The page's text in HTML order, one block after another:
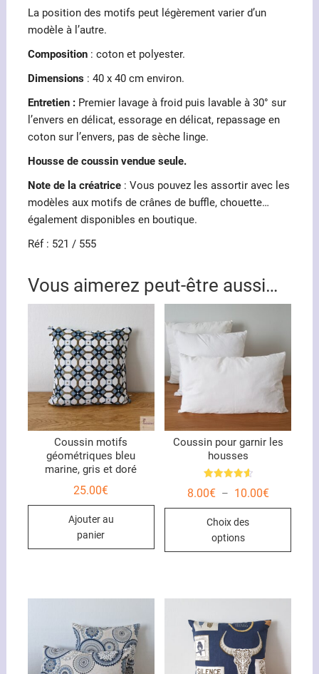
La position des motifs peut légèrement varier d’un
modèle à l’autre.
Composition: coton et polyester.
Dimensions: 40 x 40 cm environ.
Entretien : Premier lavage à froid puis lavable à 30° sur
l’envers en délicat, essorage en délicat, repassage en
coton sur l’envers, pas de sèche linge.
Housse de coussin vendue seule.
Note de la créatrice: Vous pouvez les assortir avec les
modèles aux motifs de crânes de buffle, chouette…
également disponibles en boutique.
Réf : 521 / 555
Vous aimerez peut-être aussi…
Coussin motifs
géométriques bleu
marine, gris et doré
25.00€
Ajouter au
panier
Coussin pour garnir les
housses
4.67
8.00€ – 10.00€Plage
Choix des
options
Les